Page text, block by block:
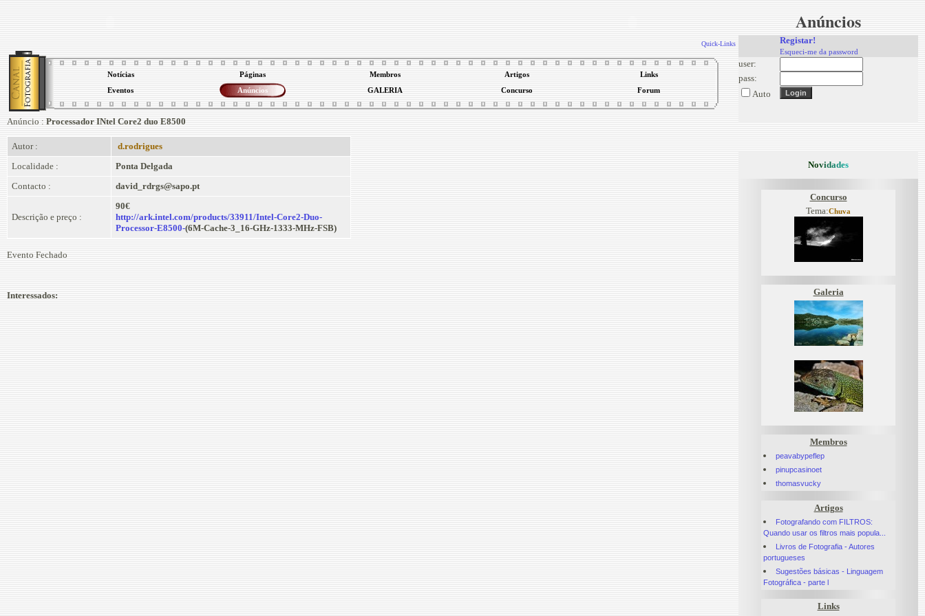
Quick-Links
Notícias Páginas Membros Artigos Links
Eventos Anúncios GALERIA Concurso Forum
Anúncio : Processador INtel Core2 duo E8500
Autor :
d.rodrigues
Localidade :
Ponta Delgada
Contacto :
david_rdrgs@sapo.pt
Descrição e preço :
90€
http://ark.intel.com/products/33911/Intel-Core2-Duo-
Processor-E8500-(6M-Cache-3_16-GHz-1333-MHz-FSB)
Evento Fechado
Interessados:
Anúncios
Registar!
Esqueci-me da password
user:
pass:
Auto
Novidades
Concurso
Tema:Chuva
Galeria
Membros
peavabypeflep
pinupcasinoet
thomasvucky
Artigos
Fotografando com FILTROS:
Quando usar os filtros mais popula...
Livros de Fotografia - Autores
portugueses
Sugestões básicas - Linguagem
Fotográfica - parte l
Links